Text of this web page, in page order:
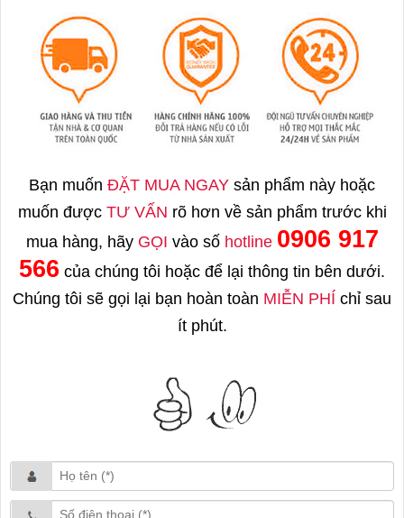
Bạn muốn ĐẶT MUA NGAY sản phẩm này hoặc
muốn được TƯ VẤN rõ hơn về sản phẩm trước khi
mua hàng, hãy GỌI vào số hotline 0906 917
566 của chúng tôi hoặc để lại thông tin bên dưới.
Chúng tôi sẽ gọi lại bạn hoàn toàn MIỄN PHÍ chỉ sau
ít phút.